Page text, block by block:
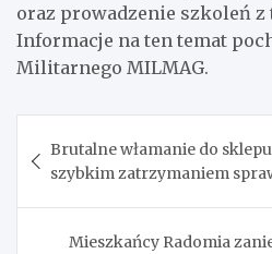
oraz prowadzenie szkoleń z
Informacje na ten temat
Militarnego MILMAG.
wpisu
Brutalne włamanie do
szybkim zatrzymaniem
Mieszkańcy Radomia